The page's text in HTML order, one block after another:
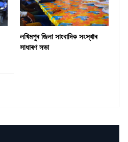
লখিমপুৰ জিলা সাংবাদিক সংস্থাৰ
সাধাৰণ সভা